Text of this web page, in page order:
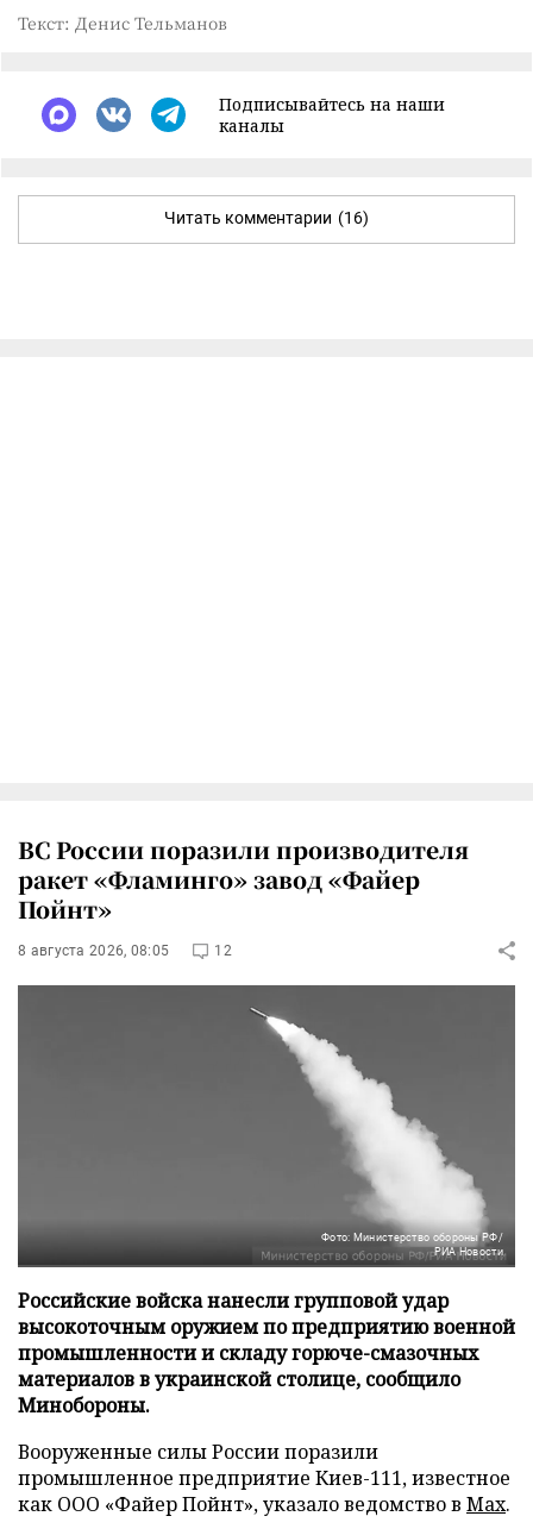
Текст: Денис Тельманов
Подписывайтесь на наши
каналы
Читать комментарии (16)
ВС России поразили производителя
ракет «Фламинго» завод «Файер
Пойнт»
8 августа 2026, 08:05 12
Фото: Министерство обороны РФ/
РИА Новости
Российские войска нанесли групповой удар
высокоточным оружием по предприятию военной
промышленности и складу горюче-смазочных
материалов в украинской столице, сообщило
Минобороны.
Вооруженные силы России поразили
промышленное предприятие Киев-111, известное
как ООО «Файер Пойнт», указало ведомство в Max.